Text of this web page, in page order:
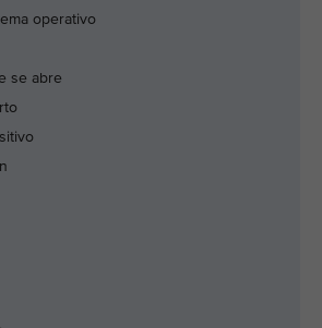
operativo
se abre